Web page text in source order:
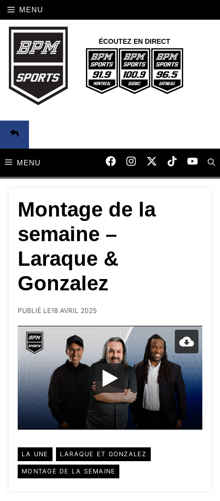
Aller
au
contenu
MENU
ÉCOUTEZ EN DIRECT
MENU
Montage de la
semaine –
Laraque &
Gonzalez
PUBLIÉ LE18 AVRIL 2025
LA UNE LARAQUE ET GONZALEZ
MONTAGE DE LA SEMAINE